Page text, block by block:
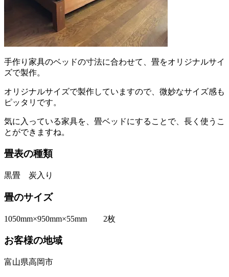
手作り家具のベッドの寸法に合わせて、畳をオリジナルサイ
ズで製作。
オリジナルサイズで製作していますので、微妙なサイズ感も
ピッタリです。
気に入っている家具を、畳ベッドにすることで、長く使うこ
とができますね。
畳表の種類
黒畳 炭入り
畳のサイズ
1050mm×950mm×55mm 2枚
お客様の地域
富山県高岡市